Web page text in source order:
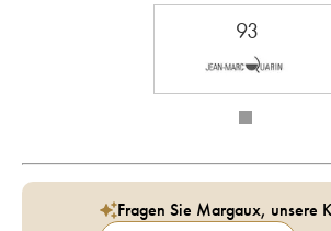
93
Fragen Sie Margaux, unsere